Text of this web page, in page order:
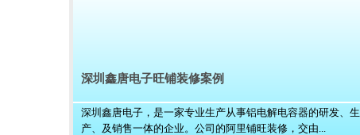
深圳鑫唐电子旺铺装修案例
深圳鑫唐电子，是一家专业生产从事铝电解电容器的研发、生
产、及销售一体的企业。公司的阿里铺旺装修，交由...